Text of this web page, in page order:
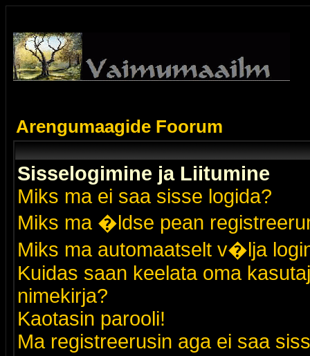
Arengumaagide Foorum
Sisselogimine ja Liitumine
Miks ma ei saa sisse logida?
Miks ma �ldse pean
Miks ma automaatselt v�lja
Kuidas saan keelata oma
nimekirja?
Kaotasin parooli!
Ma registreerusin aga ei saa